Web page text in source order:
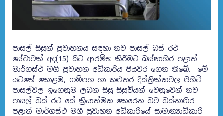
පාසල් සිසුන් ප‍්‍රවාහනය සඳහා නව පාසල් බස් රථ
සේවාවක් අද(15) සිට ආරම්භ කිරීමට බස්නාහිර පළාත්
මාර්ගස්ථ මගී ප්‍රවාහන අධිකාරිය පියවර ගෙන තිබේ.
මේ
යටතේ කොළඹ, ගම්පහ හා කළුතර දිස්ත්‍රික්කවල පිහිටි
පාසල්වල ඉගෙනුම ලබන සිසු සිසුවියන් වෙනුවෙන් නව
පාසල් බස් රථ සේ ක්‍රියාත්මක කෙරෙන බව බස්නාහිර
පළාත් මාර්ගස්ථ මගී ප්‍රවාහන අධිකාරියේ සාමාන්‍යාධිකාරි